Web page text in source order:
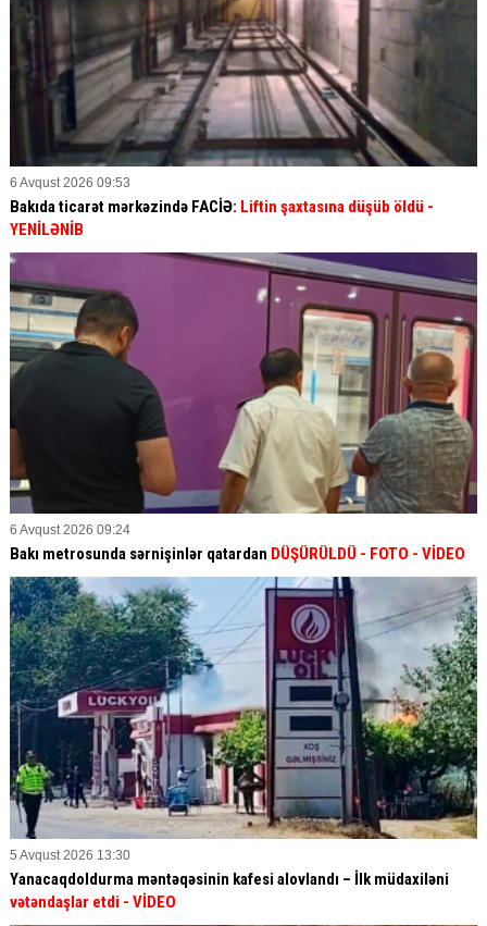
6 Avqust 2026 09:53
Bakıda ticarət mərkəzində FACİƏ: Liftin şaxtasına düşüb öldü -
YENİLƏNİB
6 Avqust 2026 09:24
Bakı metrosunda sərnişinlər qatardan DÜŞÜRÜLDÜ - FOTO - VİDEO
5 Avqust 2026 13:30
Yanacaqdoldurma məntəqəsinin kafesi alovlandı – İlk müdaxiləni
vətəndaşlar etdi - VİDEO